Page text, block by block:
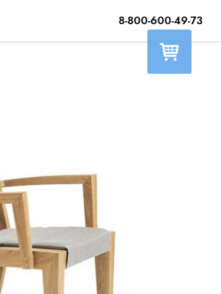
8-800-600-49-73